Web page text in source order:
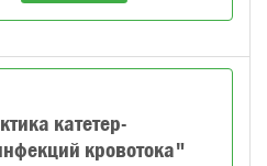
катетер-
кровотока"